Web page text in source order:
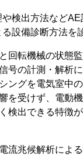
検出方法など
設備診断方法を
回転機械の状態
号の計測・解析
ングを電気室中
を受けず、電動
検出できる特徴
流兆候解析によ